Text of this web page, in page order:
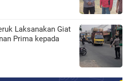
Laksanakan Giat
Prima kepada